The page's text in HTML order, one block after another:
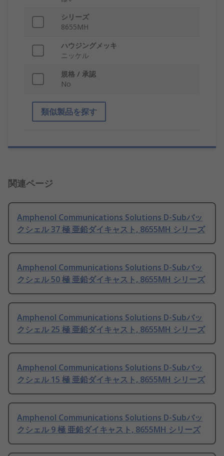
シリーズ
8655MH
ハウジングメッキ
ニッケル
規格 / 承認
No
類似製品を探す
関連ページ
Amphenol Communications Solutions D-Subバッ
クシェル 37 極 亜鉛ダイキャスト, 8655MH シリーズ
Amphenol Communications Solutions D-Subバッ
クシェル 50 極 亜鉛ダイキャスト, 8655MH シリーズ
Amphenol Communications Solutions D-Subバッ
クシェル 25 極 亜鉛ダイキャスト, 8655MH シリーズ
Amphenol Communications Solutions D-Subバッ
クシェル 15 極 亜鉛ダイキャスト, 8655MH シリーズ
Amphenol Communications Solutions D-Subバッ
クシェル 9 極 亜鉛ダイキャスト, 8655MH シリーズ